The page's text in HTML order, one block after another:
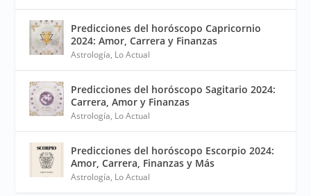
Predicciones del horóscopo Capricornio
2024: Amor, Carrera y Finanzas
Astrología, Lo Actual
Predicciones del horóscopo Sagitario 2024:
Carrera, Amor y Finanzas
Astrología, Lo Actual
Predicciones del horóscopo Escorpio 2024:
Amor, Carrera, Finanzas y Más
Astrología, Lo Actual